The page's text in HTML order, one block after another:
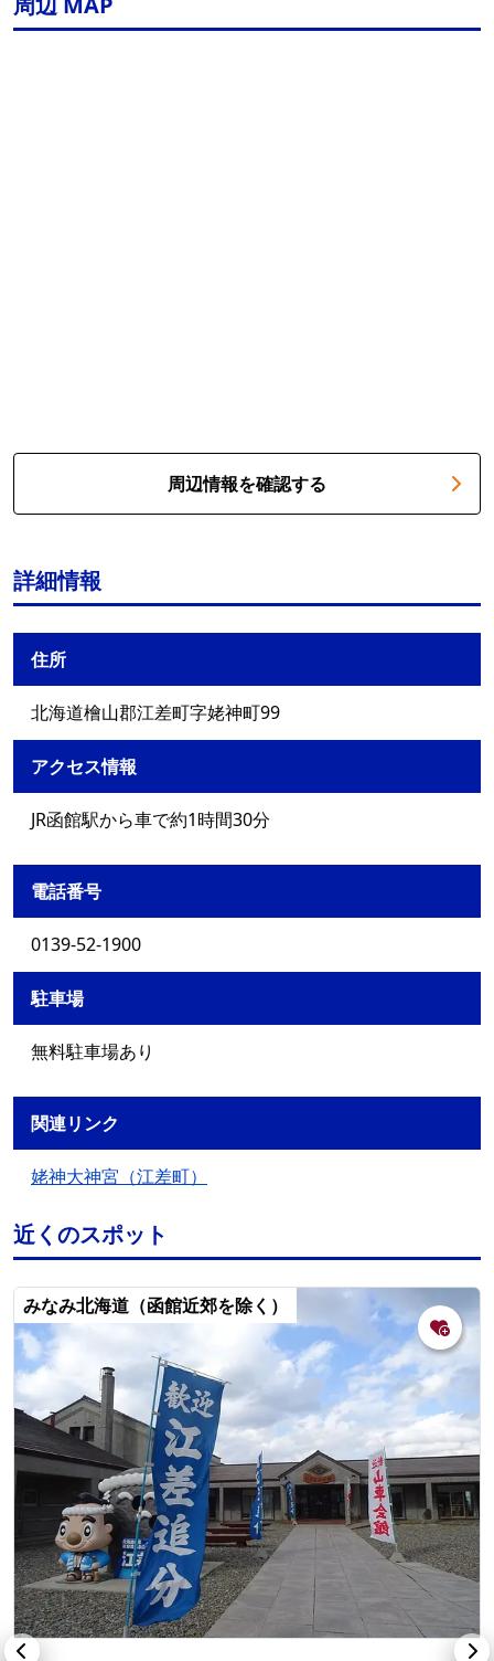
周辺情報を確認する
詳細情報
住所
北海道檜山郡江差町字姥神町99
アクセス情報
JR函館駅から車で約1時間30分
電話番号
0139-52-1900
駐車場
無料駐車場あり
関連リンク
姥神大神宮（江差町）
近くのスポット
みなみ北海道（函館近郊を除く）